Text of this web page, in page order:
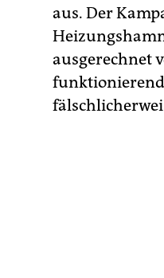
aus. Der
ausgerechnet